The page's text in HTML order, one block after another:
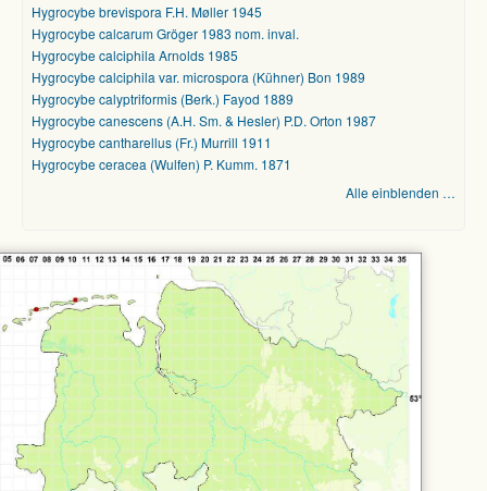
Hygrocybe brevispora F.H. Møller 1945
Hygrocybe calcarum Gröger 1983 nom. inval.
Hygrocybe calciphila Arnolds 1985
Hygrocybe calciphila var. microspora (Kühner) Bon 1989
Hygrocybe calyptriformis (Berk.) Fayod 1889
Hygrocybe canescens (A.H. Sm. & Hesler) P.D. Orton 1987
Hygrocybe cantharellus (Fr.) Murrill 1911
Hygrocybe ceracea (Wulfen) P. Kumm. 1871
Alle einblenden …